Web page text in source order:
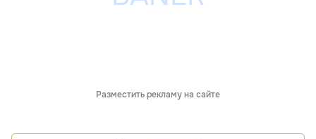
Разместить рекламу на сайте